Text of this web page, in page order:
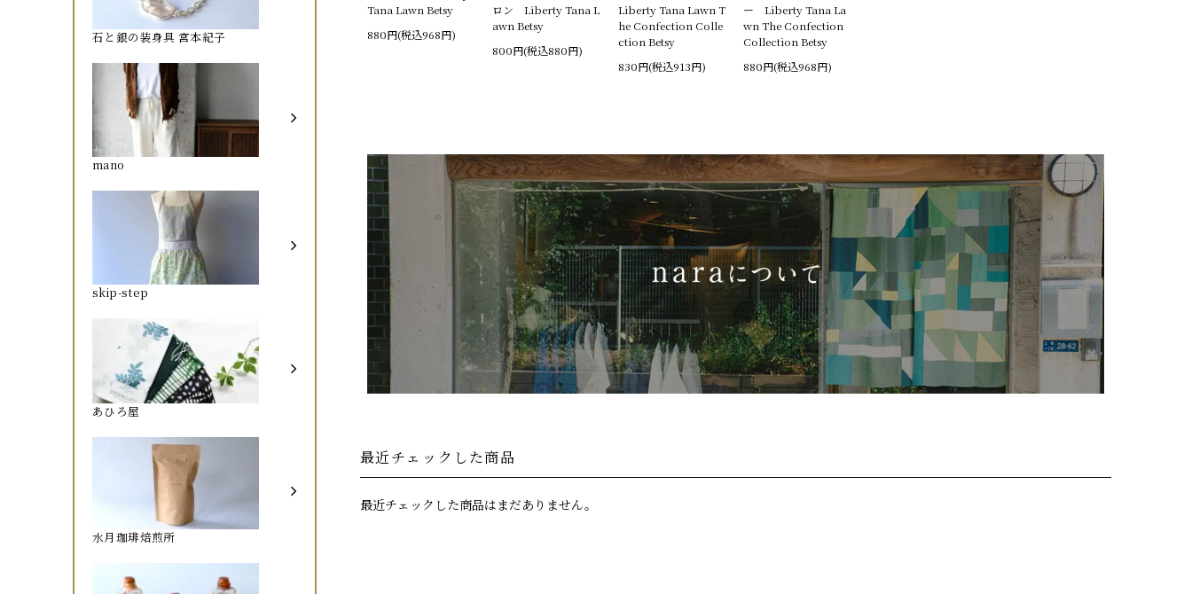
Tana Lawn Betsy
880円(税込968円)
ロン Liberty Tana L
awn Betsy
800円(税込880円)
Liberty Tana Lawn T
he Confection Colle
ction Betsy
830円(税込913円)
ー Liberty Tana La
wn The Confection
Collection Betsy
880円(税込968円)
最近チェックした商品
最近チェックした商品はまだありません。
石と銀の装身具 宮本紀子
mano
skip-step
あひろ屋
水月珈琲焙煎所